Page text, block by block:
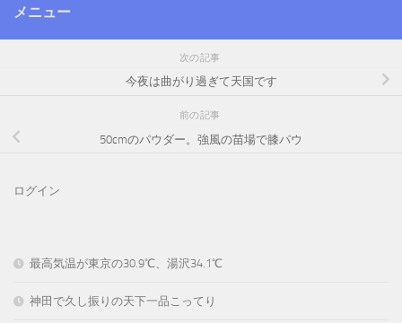
メニュー
次の記事
今夜は曲がり過ぎて天国です
前の記事
50cmのパウダー。強風の苗場で膝パウ
ログイン
最高気温が東京の30.9℃、湯沢34.1℃
神田で久し振りの天下一品こってり